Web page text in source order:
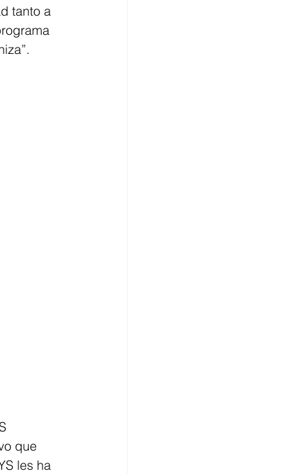
tanto a
que
les ha